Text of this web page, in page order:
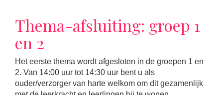
Thema-afsluiting: groep 1
en 2
Het eerste thema wordt afgesloten in de groepen 1 en
2. Van 14:00 uur tot 14:30 uur bent u als
ouder/verzorger van harte welkom om dit gezamenlijk